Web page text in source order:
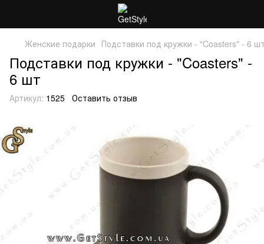
Женские подарки Подставки под кружки - "Coasters" - 6
Подставки под кружки - "Coasters" -
6 шт
Артикул: 1525 Оставить отзыв